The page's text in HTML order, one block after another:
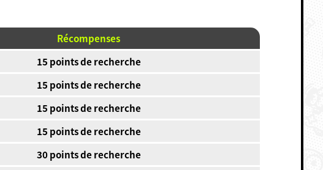
Récompenses
15 points de recherche
15 points de recherche
15 points de recherche
15 points de recherche
30 points de recherche